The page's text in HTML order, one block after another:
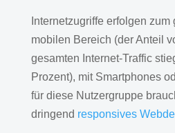
Internetzugriffe erfolgen
mobilen Bereich (der Anteil
gesamten Internet-Traffic
Prozent), mit Smartphones
für diese Nutzergruppe
dringend responsives